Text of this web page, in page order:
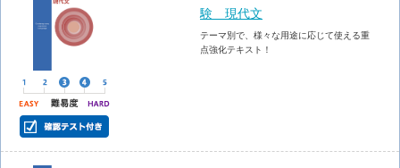
験 現代文
テーマ別で、様々な用途に応じて使える重
点強化テキスト！